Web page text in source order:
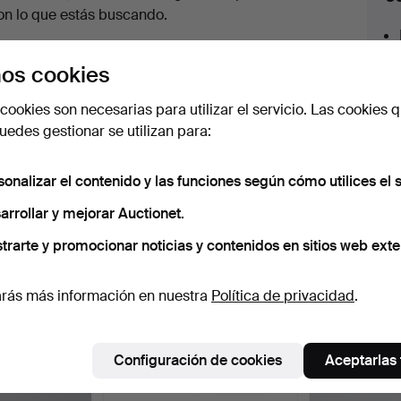
lo que estás buscando.
tan pronto como dispongamos del lote.
archivo que coinciden con tu
cookies
son necesarias para utilizar el servicio. Las cookies
gestionar se utilizan para:
el contenido y las funciones según cómo utilices el
y mejorar Auctionet.
y promocionar noticias y contenidos en sitios web
más información en nuestra Política de privacidad.
Configuración de cookies Aceptarlas